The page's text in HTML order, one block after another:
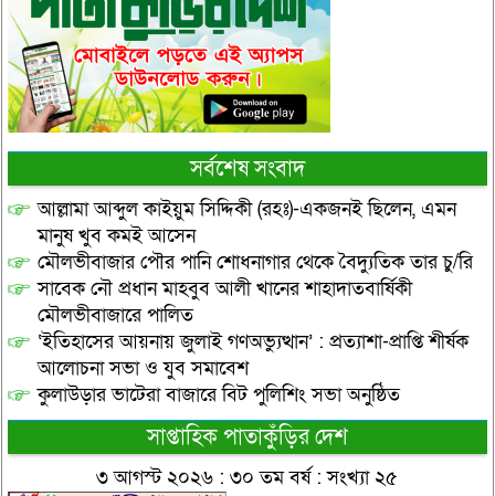
সর্বশেষ সংবাদ
আল্লামা আব্দুল কাইয়ুম সিদ্দিকী (রহঃ)-একজনই ছিলেন, এমন
মানুষ খুব কমই আসেন
মৌলভীবাজার পৌর পানি শোধনাগার থেকে বৈদ্যুতিক তার চু/রি
সাবেক নৌ প্রধান মাহবুব আলী খানের শাহাদাতবার্ষিকী
মৌলভীবাজারে পালিত
‘ইতিহাসের আয়নায় জুলাই গণঅভ্যুত্থান’ : প্রত্যাশা-প্রাপ্তি শীর্ষক
আলোচনা সভা ও যুব সমাবেশ
কুলাউড়ার ভাটেরা বাজারে বিট পুলিশিং সভা অনুষ্ঠিত
সাপ্তাহিক পাতাকুঁড়ির দেশ
৩ আগস্ট ২০২৬ : ৩০ তম বর্ষ : সংখ্যা ২৫